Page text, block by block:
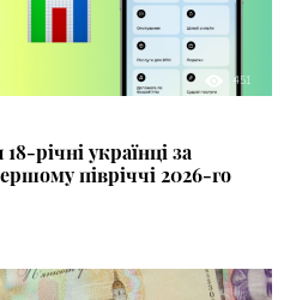
451
річні українці за
півріччі 2026-го